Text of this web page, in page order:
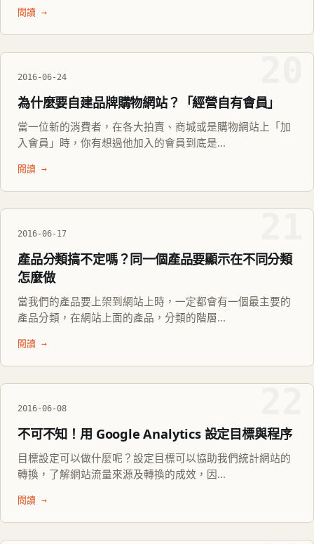
閱讀 →
2016-06-24
為什麼要自建品牌購物網站？「經營自有會員」
當一位新的消費者，在各大拍賣、商城或是購物網站上「加
入會員」時，你有想過他加入的會員到底是...
閱讀 →
2016-06-17
產品分類搞不定嗎？同一個產品要顯示在不同分類
怎麼做
當我們的產品要上架到網站上時，一定都會有一個最主要的
產品分類，在網站上面的產品，分類的階層...
閱讀 →
2016-06-08
不可不知！用 Google Analytics 設定目標與程序
目標設定可以做什麼呢？設定目標可以協助我們統計網站的
轉換，了解網站流量來源及轉換的成效，因...
閱讀 →